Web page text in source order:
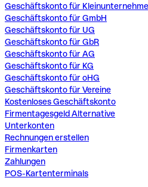
Geschäftskonto für
Geschäftskonto für GmbH
Geschäftskonto für UG
Geschäftskonto für GbR
Geschäftskonto für AG
Geschäftskonto für KG
Geschäftskonto für oHG
Geschäftskonto für Vereine
Kostenloses Geschäftskonto
Firmentagesgeld Alternative
Unterkonten
Rechnungen erstellen
Firmenkarten
Zahlungen
POS-Kartenterminals